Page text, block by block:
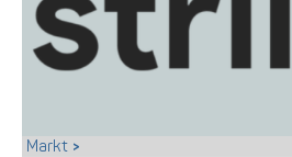
Markt